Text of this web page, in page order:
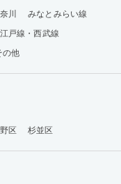
川
みなとみらい線
戸線・西武線
の他
区 杉並区